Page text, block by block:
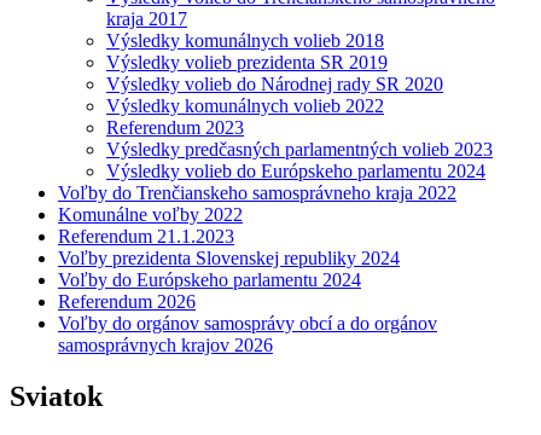
kraja 2017
Výsledky komunálnych volieb 2018
Výsledky volieb prezidenta SR 2019
Výsledky volieb do Národnej rady SR 2020
Výsledky komunálnych volieb 2022
Referendum 2023
Výsledky predčasných parlamentných volieb 2023
Výsledky volieb do Európskeho parlamentu 2024
Voľby do Trenčianskeho samosprávneho kraja 2022
Komunálne voľby 2022
Referendum 21.1.2023
Voľby prezidenta Slovenskej republiky 2024
Voľby do Európskeho parlamentu 2024
Referendum 2026
Voľby do orgánov samosprávy obcí a do orgánov
samosprávnych krajov 2026
Sviatok